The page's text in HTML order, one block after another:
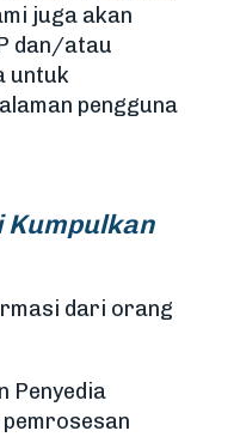
juga akan
dan/atau
untuk
pengguna
dari orang
Penyedia